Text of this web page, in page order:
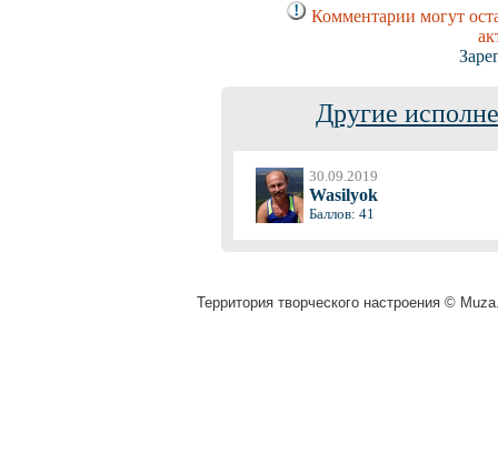
Комментарии могут
Другие
30.09.2019
Wasilyok
Баллов: 41
Территория творческого настроения ©